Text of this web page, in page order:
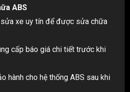
ABS
xe uy tín để được sửa chữa
cấp báo giá chi tiết trước khi
hành cho hệ thống ABS sau khi